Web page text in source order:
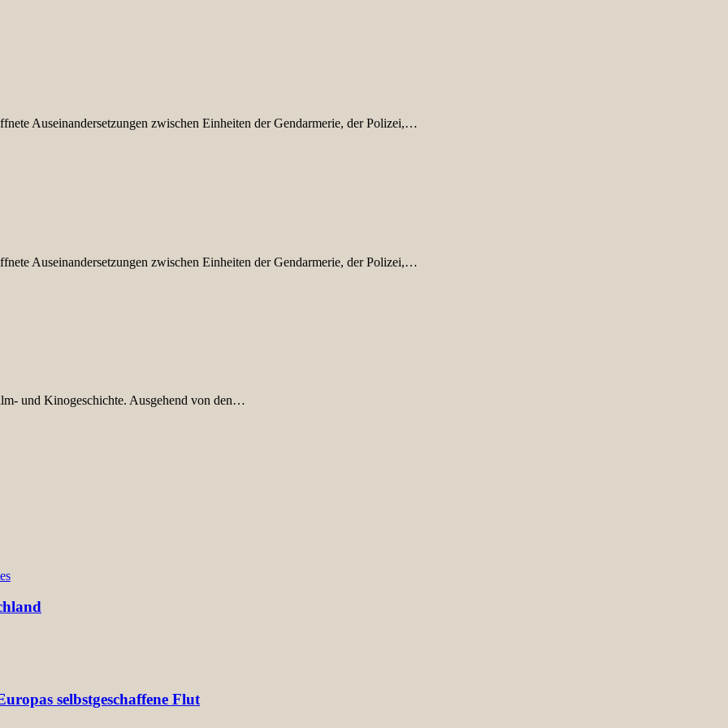
Auseinandersetzungen zwischen Einheiten der Gendarmerie, der Polizei,…
Auseinandersetzungen zwischen Einheiten der Gendarmerie, der Polizei,…
und Kinogeschichte. Ausgehend von den…
selbstgeschaffene Flut